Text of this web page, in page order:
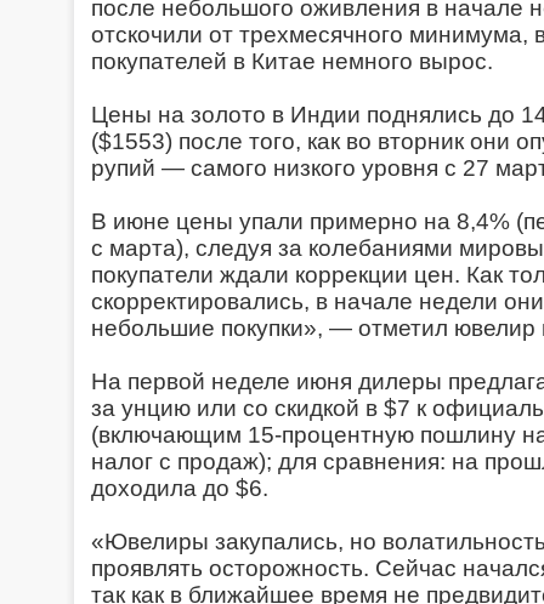
после небольшого оживления в начале
отскочили от трехмесячного минимума,
покупателей в Китае немного вырос.
Цены на золото в Индии поднялись до
($1553) после того, как во вторник они
рупий — самого низкого уровня с 27
В июне цены упали примерно на 8,4%
с марта), следуя за колебаниями
покупатели ждали коррекции цен. Как
скорректировались, в начале недели
небольшие покупки», — отметил ювелир
На первой неделе июня дилеры
за унцию или со скидкой в ​​$7 к
(включающим 15-процентную пошлину
налог с продаж); для сравнения: на
доходила до $6.
«Ювелиры закупались, но
проявлять осторожность. Сейчас
так как в ближайшее время не